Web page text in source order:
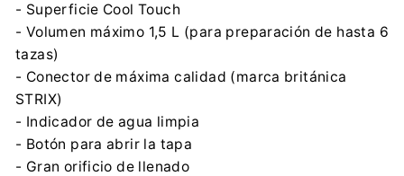
- Superficie Cool Touch
- Volumen máximo 1,5 L (para preparación de hasta 6
tazas)
- Conector de máxima calidad (marca británica
STRIX)
- Indicador de agua limpia
- Botón para abrir la tapa
- Gran orificio de llenado